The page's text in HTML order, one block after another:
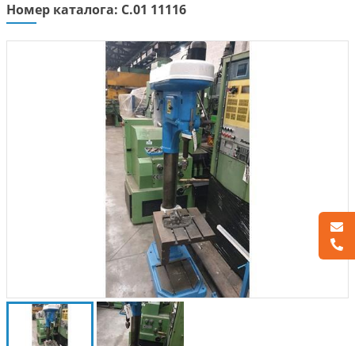
Номер каталога: C.01 11116